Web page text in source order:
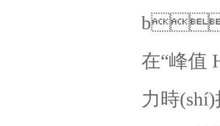
b
在“峰值
力時(shí)